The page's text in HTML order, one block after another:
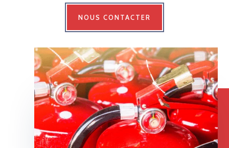
NOUS CONTACTER